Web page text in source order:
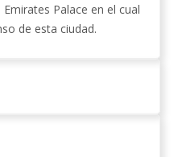
Palace en el cual
de esta ciudad.